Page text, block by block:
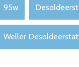
95w
Weller